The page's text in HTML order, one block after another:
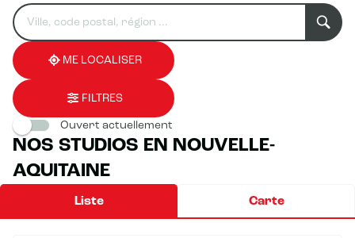
Rechercher
un
établissement
Veuillez
renseigner
une
adresse
0
résultat(s)
trouvé(s)
ME LOCALISER
FILTRES
Ouvert actuellement
NOS STUDIOS EN NOUVELLE-
AQUITAINE
Liste Carte